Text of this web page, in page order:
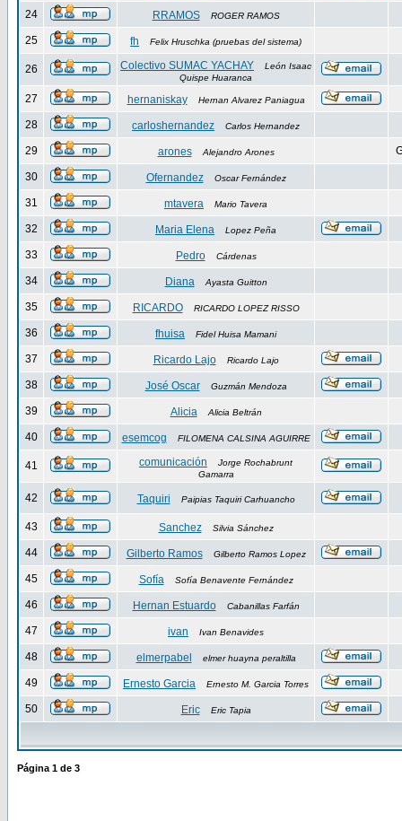
24 RRAMOS ROGER RAMOS
25 fh Felix Hruschka (pruebas del sistema)
26 Colectivo SUMAC YACHAY
León Isaac
Quispe Huaranca
27 hernaniskay Hernan Alvarez Paniagua
28 carloshernandez Carlos Hernandez
29 arones Alejandro Arones
30 Ofernandez Oscar Fernández
31 mtavera Mario Tavera
32 Maria Elena Lopez Peña
33 Pedro Cárdenas
34 Diana Ayasta Guitton
35 RICARDO RICARDO LOPEZ RISSO
36 fhuisa Fidel Huisa Mamani
37 Ricardo Lajo Ricardo Lajo
38 José Oscar Guzmán Mendoza
39 Alicia Alicia Beltrán
40 esemcog FILOMENA CALSINA AGUIRRE
41 comunicación
Jorge Rochabrunt
Gamarra
42 Taquiri Paipias Taquiri Carhuancho
43 Sanchez Silvia Sánchez
44 Gilberto Ramos Gilberto Ramos Lopez
45 Sofía Sofía Benavente Fernández
46 Hernan Estuardo Cabanillas Farfán
47 ivan Ivan Benavides
48 elmerpabel elmer huayna peraltilla
49 Ernesto Garcia Ernesto M. Garcia Torres
50 Eric Eric Tapia
Página 1 de 3